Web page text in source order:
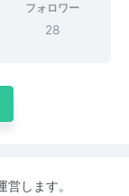
フォロワー
28
します。